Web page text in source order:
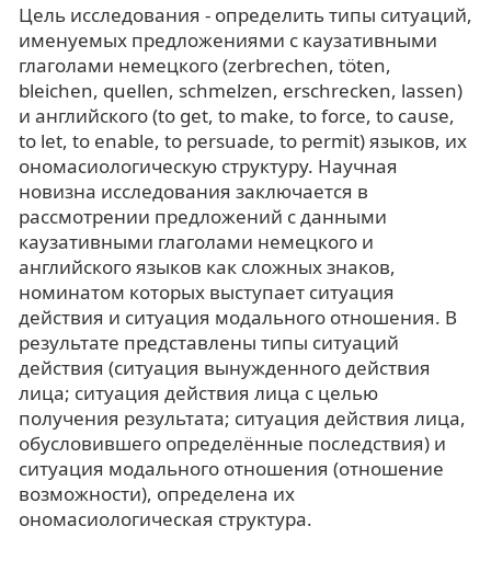
Цель исследования - определить типы ситуаций,
именуемых предложениями с каузативными
глаголами немецкого (zerbrechen, töten,
bleichen, quellen, schmelzen, erschrecken, lassen)
и английского (to get, to make, to force, to cause,
to let, to enable, to persuade, to permit) языков, их
ономасиологическую структуру. Научная
новизна исследования заключается в
рассмотрении предложений с данными
каузативными глаголами немецкого и
английского языков как сложных знаков,
номинатом которых выступает ситуация
действия и ситуация модального отношения. В
результате представлены типы ситуаций
действия (ситуация вынужденного действия
лица; ситуация действия лица с целью
получения результата; ситуация действия лица,
обусловившего определённые последствия) и
ситуация модального отношения (отношение
возможности), определена их
ономасиологическая структура.